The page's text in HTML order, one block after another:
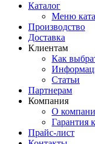
Каталог
Меню
Производство
Доставка
Клиентам
Как
Статьи
Партнерам
Компания
О
Гарантия
Прайс-лист